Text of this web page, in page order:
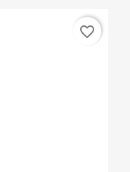
favorite_border